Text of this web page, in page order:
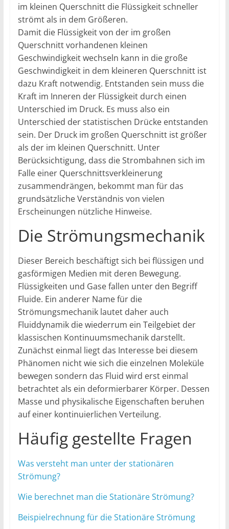
im kleinen Querschnitt die Flüssigkeit schneller
strömt als in dem Größeren.
Damit die Flüssigkeit von der im großen
Querschnitt vorhandenen kleinen
Geschwindigkeit wechseln kann in die große
Geschwindigkeit in dem kleineren Querschnitt ist
dazu Kraft notwendig. Entstanden sein muss die
Kraft im Inneren der Flüssigkeit durch einen
Unterschied im Druck. Es muss also ein
Unterschied der statistischen Drücke entstanden
sein. Der Druck im großen Querschnitt ist größer
als der im kleinen Querschnitt. Unter
Berücksichtigung, dass die Strombahnen sich im
Falle einer Querschnittsverkleinerung
zusammendrängen, bekommt man für das
grundsätzliche Verständnis von vielen
Erscheinungen nützliche Hinweise.
Die Strömungsmechanik
Dieser Bereich beschäftigt sich bei flüssigen und
gasförmigen Medien mit deren Bewegung.
Flüssigkeiten und Gase fallen unter den Begriff
Fluide. Ein anderer Name für die
Strömungsmechanik lautet daher auch
Fluiddynamik die wiederrum ein Teilgebiet der
klassischen Kontinuumsmechanik darstellt.
Zunächst einmal liegt das Interesse bei diesem
Phänomen nicht wie sich die einzelnen Moleküle
bewegen sondern das Fluid wird erst einmal
betrachtet als ein deformierbarer Körper. Dessen
Masse und physikalische Eigenschaften beruhen
auf einer kontinuierlichen Verteilung.
Häufig gestellte Fragen
Was versteht man unter der stationären
Strömung?
Wie berechnet man die Stationäre Strömung?
Beispielrechnung für die Stationäre Strömung